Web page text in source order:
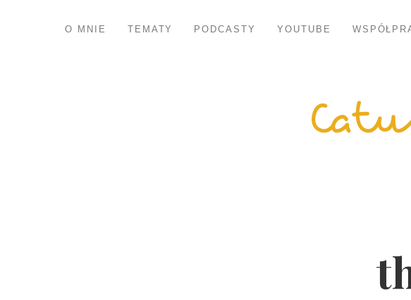
O MNIE TEMATY PODCASTY YOUTUBE